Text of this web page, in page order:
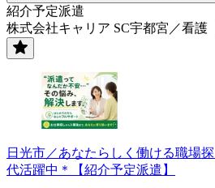
紹介予定派遣
株式会社キャリア SC宇都宮／看護
日光市／あなたらしく働ける職場
代活躍中＊【紹介予定派遣】